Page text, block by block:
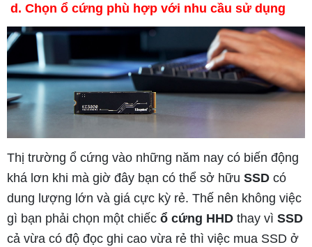
d. Chọn ổ cứng phù hợp với nhu cầu sử dụng
Thị trường ổ cứng vào những năm nay có biến động
khá lơn khi mà giờ đây bạn có thể sở hữu SSD có
dung lượng lớn và giá cực kỳ rẻ. Thế nên không việc
gì bạn phải chọn một chiếc ổ cứng HHD thay vì SSD
cả vừa có độ đọc ghi cao vừa rẻ thì việc mua SSD ở